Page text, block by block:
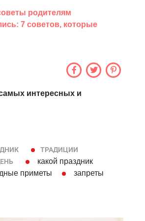
родителям
7 советов, которые
интересных и
ТРАДИЦИИ
какой праздник
приметы
запреты